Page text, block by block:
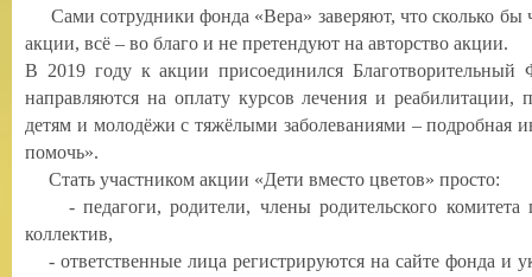
Сами сотрудники фонда «Вера» заверяют, что сколько бы
акции, всё – во благо и не претендуют на авторство акции.
В 2019 году к акции присоединился
направляются на оплату курсов лечения и реабилитации,
детям и молодёжи с тяжёлыми заболеваниями – подробная
помочь».
Стать участником акции «Дети вместо цветов» просто:
- педагоги, родители, члены родительского комитета
коллектив,
- ответственные лица регистрируются на сайте фонда и